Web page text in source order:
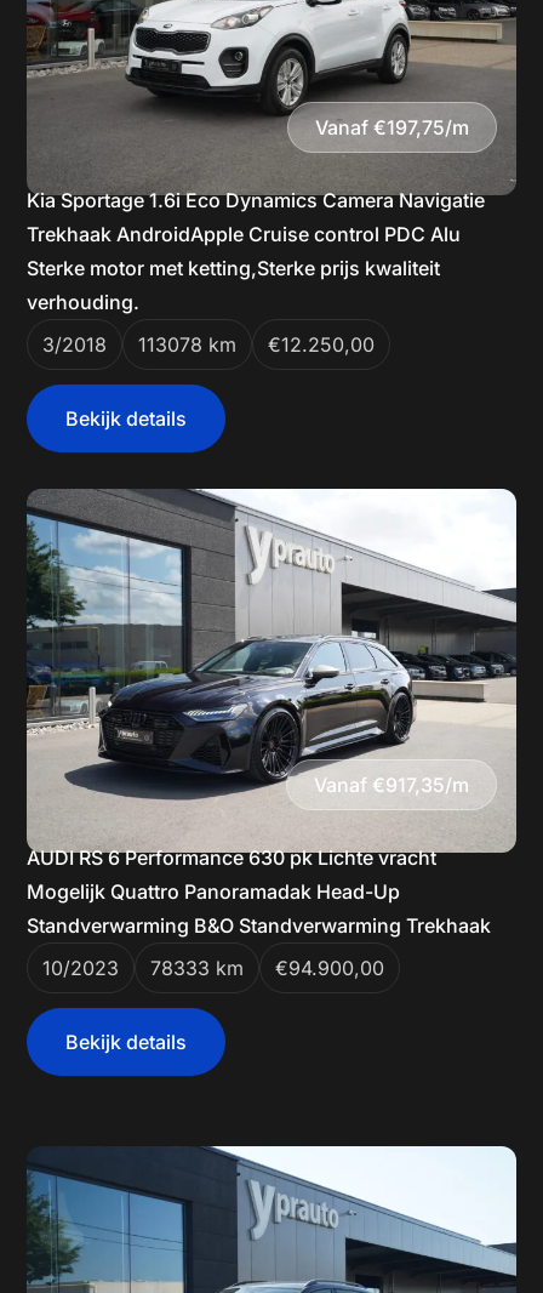
Vanaf €197,75/m
Kia Sportage 1.6i Eco Dynamics Camera Navigatie
Trekhaak AndroidApple Cruise control PDC Alu
Sterke motor met ketting,Sterke prijs kwaliteit
verhouding.
3/2018
113078 km €12.250,00
Bekijk details
Vanaf €917,35/m
AUDI RS 6 Performance 630 pk Lichte vracht
Mogelijk Quattro Panoramadak Head-Up
Standverwarming B&O Standverwarming Trekhaak
10/2023
78333 km €94.900,00
Bekijk details